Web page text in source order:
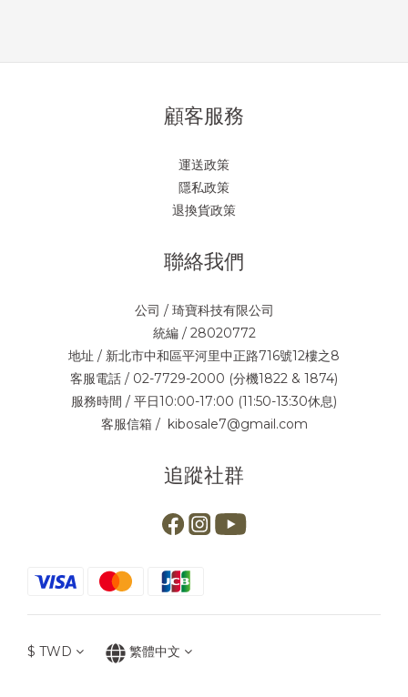
顧客服務
運送政策
隱私政策
退換貨政策
聯絡我們
公司 / 琦寶科技有限公司
統編 / 28020772
地址 / 新北市中和區平河里中正路716號12樓之8
客服電話 / 02-7729-2000 (分機1822 & 1874)
服務時間 / 平日10:00-17:00 (11:50-13:30休息)
客服信箱 / kibosale7@gmail.com
追蹤社群
$ TWD 繁體中文